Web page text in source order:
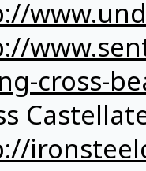
cross-